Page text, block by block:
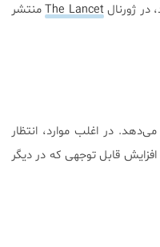
در ژورنالThe Lancetمنتشر
زندگی میان مردان و زنان متولدشدهدر سال ۲۰۳۰ را نشان می‌دهد. در اغلب موارد، انتظار
قابل توجهی که در دیگر